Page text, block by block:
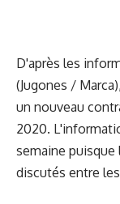
D'après les
(Jugones /
un nouveau
2020.
semaine
discutés entre